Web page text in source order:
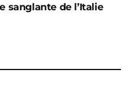
sanglante de l’Italie